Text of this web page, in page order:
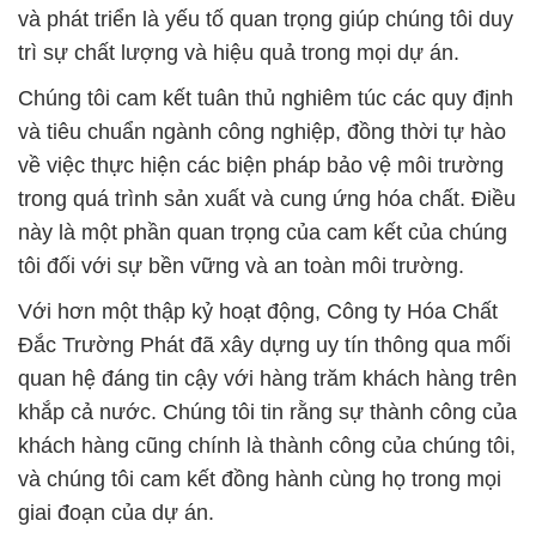
và phát triển là yếu tố quan trọng giúp chúng tôi duy
trì sự chất lượng và hiệu quả trong mọi dự án.
Chúng tôi cam kết tuân thủ nghiêm túc các quy định
và tiêu chuẩn ngành công nghiệp, đồng thời tự hào
về việc thực hiện các biện pháp bảo vệ môi trường
trong quá trình sản xuất và cung ứng hóa chất. Điều
này là một phần quan trọng của cam kết của chúng
tôi đối với sự bền vững và an toàn môi trường.
Với hơn một thập kỷ hoạt động, Công ty Hóa Chất
Đắc Trường Phát đã xây dựng uy tín thông qua mối
quan hệ đáng tin cậy với hàng trăm khách hàng trên
khắp cả nước. Chúng tôi tin rằng sự thành công của
khách hàng cũng chính là thành công của chúng tôi,
và chúng tôi cam kết đồng hành cùng họ trong mọi
giai đoạn của dự án.